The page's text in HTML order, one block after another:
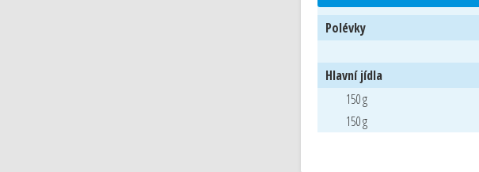
Polévky
Hlavní jídla
150 g
150 g